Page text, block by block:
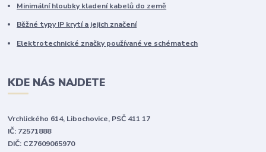
Minimální hloubky kladení kabelů do země
Běžné typy IP krytí a jejich značení
Elektrotechnické značky používané ve schématech
KDE NÁS NAJDETE
Vrchlického 614, Libochovice, PSČ 411 17
IČ: 72571888
DIČ: CZ7609065970